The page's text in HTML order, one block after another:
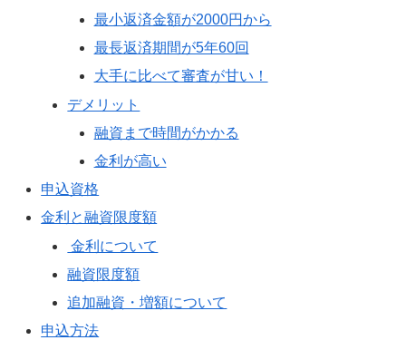
最小返済金額が2000円から
最長返済期間が5年60回
大手に比べて審査が甘い！
デメリット
融資まで時間がかかる
金利が高い
申込資格
金利と融資限度額
金利について
融資限度額
追加融資・増額について
申込方法